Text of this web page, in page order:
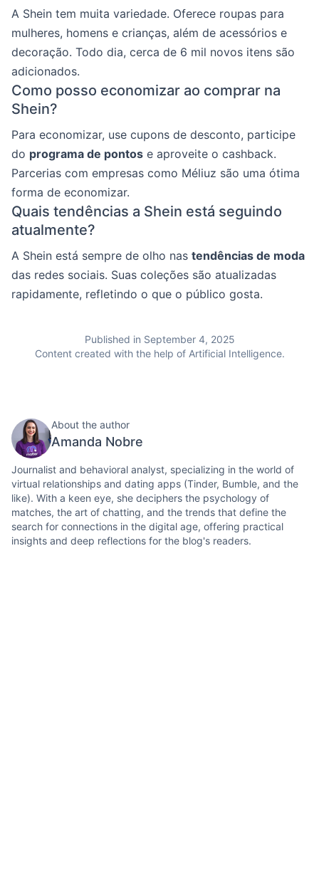
A Shein tem muita variedade. Oferece roupas para
mulheres, homens e crianças, além de acessórios e
decoração. Todo dia, cerca de 6 mil novos itens são
adicionados.
Como posso economizar ao comprar na
Shein?
Para economizar, use cupons de desconto, participe
do programa de pontos e aproveite o cashback.
Parcerias com empresas como Méliuz são uma ótima
forma de economizar.
Quais tendências a Shein está seguindo
atualmente?
A Shein está sempre de olho nas tendências de moda
das redes sociais. Suas coleções são atualizadas
rapidamente, refletindo o que o público gosta.
Published in September 4, 2025
Content created with the help of Artificial Intelligence.
About the author
Amanda Nobre
Journalist and behavioral analyst, specializing in the world of
virtual relationships and dating apps (Tinder, Bumble, and the
like). With a keen eye, she deciphers the psychology of
matches, the art of chatting, and the trends that define the
search for connections in the digital age, offering practical
insights and deep reflections for the blog's readers.